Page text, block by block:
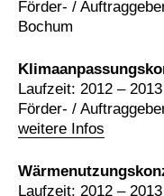
Förder- /
Bochum
weitere Infos
Laufzeit: 2012 – 2013
Förder- /
Laufzeit: 2012 – 2013